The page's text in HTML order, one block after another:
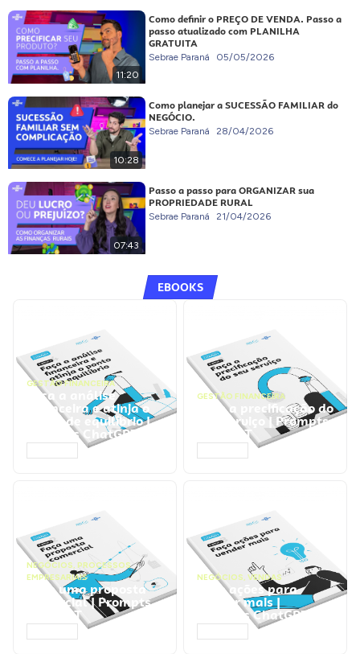
11:20
Como definir o PREÇO DE VENDA. Passo a
passo atualizado com PLANILHA
GRATUITA
Sebrae Paraná 05/05/2026
10:28
Como planejar a SUCESSÃO FAMILIAR do
NEGÓCIO.
Sebrae Paraná 28/04/2026
07:43
Passo a passo para ORGANIZAR sua
PROPRIEDADE RURAL
Sebrae Paraná 21/04/2026
EBOOKS
GESTÃO FINANCEIRA
Faça a análise
financeira e atinja o
ponto de equilíbrio |
Prompts ChatGPT
GESTÃO FINANCEIRA
Faça a precificação do
seu serviço | Prompts
ChatGPT
NEGÓCIOS, PROCESSOS
EMPRESARIAIS
Faça uma proposta
comercial | Prompts
ChatGPT
NEGÓCIOS, VENDAS
Faça ações para
vender mais |
Prompts ChatGPT